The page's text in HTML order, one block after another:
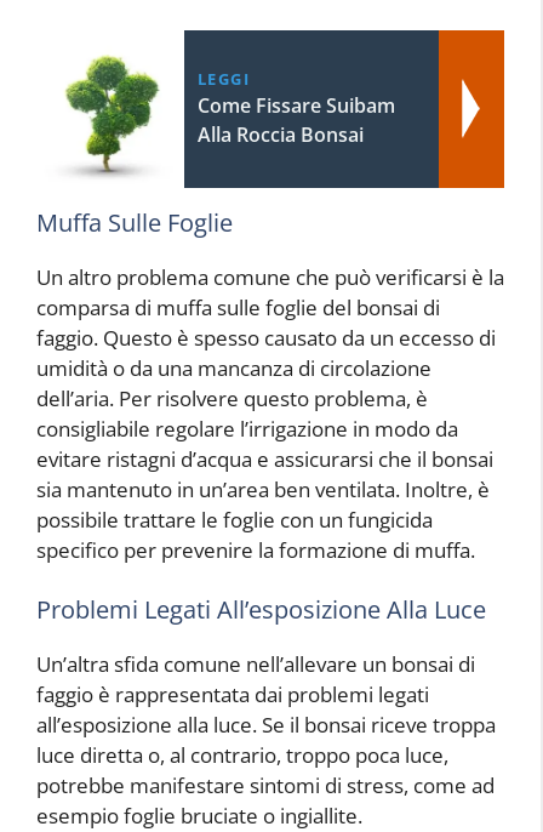
LEGGI
Come Fissare Suibam
Alla Roccia Bonsai
Muffa Sulle Foglie
Un altro problema comune che può verificarsi è la
comparsa di muffa sulle foglie del bonsai di
faggio. Questo è spesso causato da un eccesso di
umidità o da una mancanza di circolazione
dell’aria. Per risolvere questo problema, è
consigliabile regolare l’irrigazione in modo da
evitare ristagni d’acqua e assicurarsi che il bonsai
sia mantenuto in un’area ben ventilata. Inoltre, è
possibile trattare le foglie con un fungicida
specifico per prevenire la formazione di muffa.
Problemi Legati All’esposizione Alla Luce
Un’altra sfida comune nell’allevare un bonsai di
faggio è rappresentata dai problemi legati
all’esposizione alla luce. Se il bonsai riceve troppa
luce diretta o, al contrario, troppo poca luce,
potrebbe manifestare sintomi di stress, come ad
esempio foglie bruciate o ingiallite.